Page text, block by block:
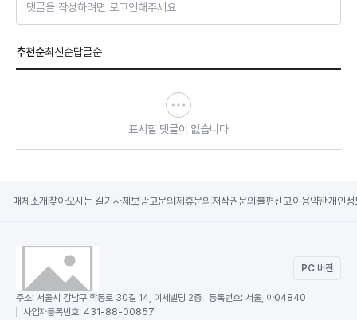
댓글을 작성하려면 로그인해주세요
추천순최신순답글순
표시할 댓글이 없습니다
매체소개 찾아오시는 길기사제보광고문의 제휴문의 저작권문의 불편신고이용약관개인정
PC 버전
주소: 서울시 강남구 학동로 30길 14, 이세빌딩 2층 등록번호: 서울, 아04840
사업자등록번호: 431-88-00857